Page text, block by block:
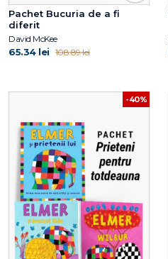
Pachet Bucuria de a fi
diferit
David McKee
65.34 lei 108.89 lei
-40%